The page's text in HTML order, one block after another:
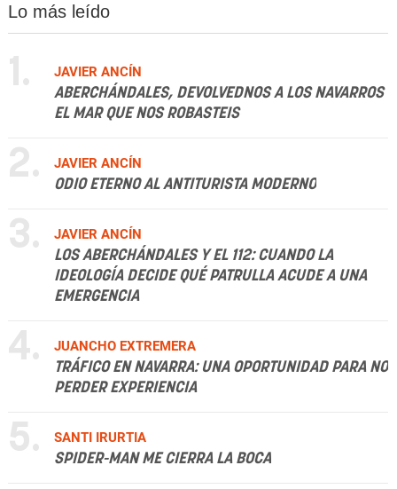
Lo más leído
1.
JAVIER ANCÍN
ABERCHÁNDALES, DEVOLVEDNOS A LOS NAVARROS
EL MAR QUE NOS ROBASTEIS
2.
JAVIER ANCÍN
ODIO ETERNO AL ANTITURISTA MODERNO
3.
JAVIER ANCÍN
LOS ABERCHÁNDALES Y EL 112: CUANDO LA
IDEOLOGÍA DECIDE QUÉ PATRULLA ACUDE A UNA
EMERGENCIA
4.
JUANCHO EXTREMERA
TRÁFICO EN NAVARRA: UNA OPORTUNIDAD PARA NO
PERDER EXPERIENCIA
5.
SANTI IRURTIA
SPIDER-MAN ME CIERRA LA BOCA